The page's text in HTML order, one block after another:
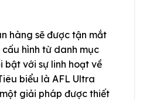
hàng sẽ được tận mắt
hình từ danh mục
bật với sự linh hoạt về
biểu là AFL Ultra
giải pháp được thiết